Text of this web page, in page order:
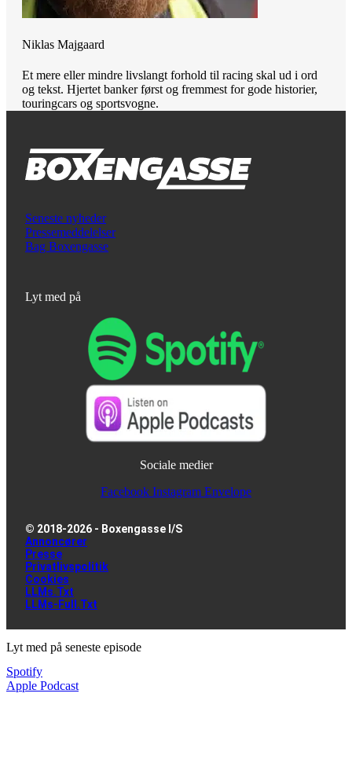
Niklas Majgaard
Et mere eller mindre livslangt forhold til racing skal ud i ord
og tekst. Hjertet banker først og fremmest for gode historier,
touringcars og sportsvogne.
Seneste nyheder
Pressemeddelelser
Bag Boxengasse
Lyt med på
Sociale medier
Facebook Instagram Envelope
© 2018-2026 - Boxengasse I/S
Annoncører
Presse
Privatlivspolitik
Cookies
LLMs.txt
LLMs-Full.txt
Lyt med på seneste episode
Spotify
Apple Podcast